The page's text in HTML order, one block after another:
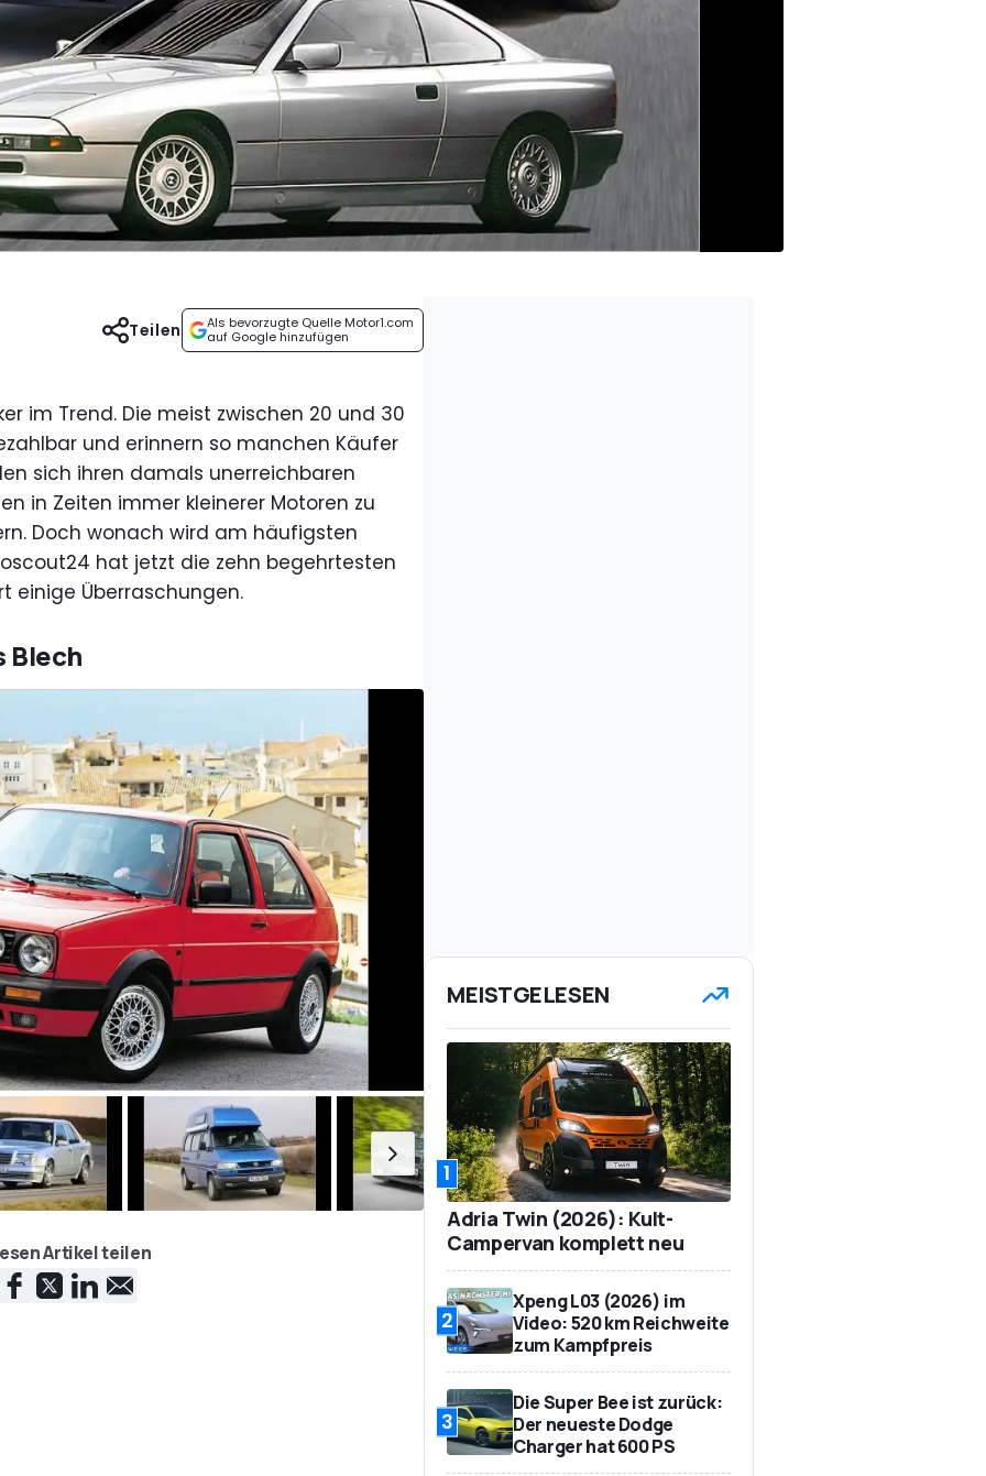
Als bevorzugte Quelle Motor1.com
auf Google hinzufügen
Teilen
im Trend. Die meist zwischen 20 und 30
und erinnern so manchen Käufer
sich ihren damals unerreichbaren
in Zeiten immer kleinerer Motoren zu
Doch wonach wird am häufigsten
hat jetzt die zehn begehrtesten
einige Überraschungen.
Blech
Artikel teilen
MEISTGELESEN
1
Adria Twin (2026): Kult-
Campervan komplett neu
2
Xpeng L03 (2026) im
Video: 520 km Reichweite
zum Kampfpreis
3
Die Super Bee ist zurück:
Der neueste Dodge
Charger hat 600 PS